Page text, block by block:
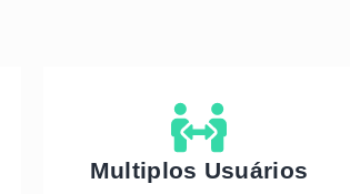
Multiplos Usuários